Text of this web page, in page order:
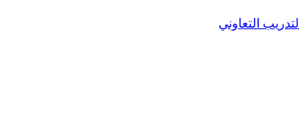
التدريب التعاوني